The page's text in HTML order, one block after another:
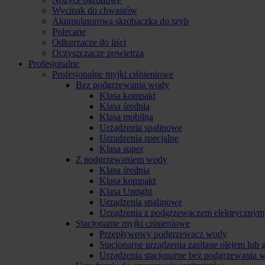
Wycinak do chwastów
Akumulatorowa skrobaczka do szyb
Polecane
Odkurzacze do liści
Oczyszczacze powietrza
Profesjonalne
Profesjonalne myjki ciśnieniowe
Bez podgrzewania wody
Klasa kompakt
Klasa średnia
Klasa mobilna
Urządzenia spalinowe
Urzadzenia specjalne
Klasa super
Z podgrzewaniem wody
Klasa średnia
Klasa kompakt
Klasa Upright
Urządzenia spalinowe
Urządzenia z podgrzewaczem elektrycznym
Stacjonarne myjki ciśnieniowe
Przepływowy podgrzewacz wody
Stacjonarne urządzenia zasilane olejem lub
Urządzenia stacjonarne bez podgrzewania